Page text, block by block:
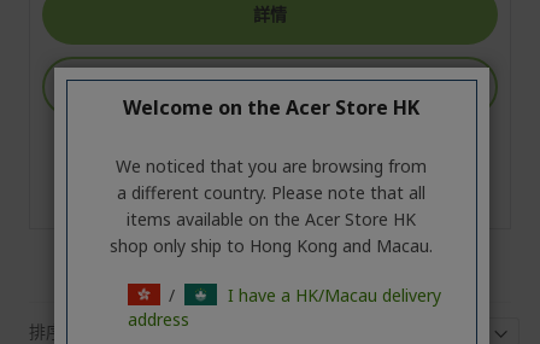
詳情
加入購物車
加入願望清單
排序
Welcome on the Acer Store HK
We noticed that you are browsing from
a different country. Please note that all
items available on the Acer Store HK
shop only ship to Hong Kong and Macau.
/
I have a HK/Macau delivery
address